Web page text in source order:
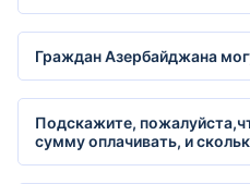
Граждан Азербайджана
Подскажите,
сумму оплачивать, и